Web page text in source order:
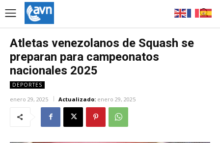
Atletas venezolanos de Squash se
preparan para campeonatos
nacionales 2025
DEPORTES
enero 29, 2025 Actualizado: enero 29, 2025